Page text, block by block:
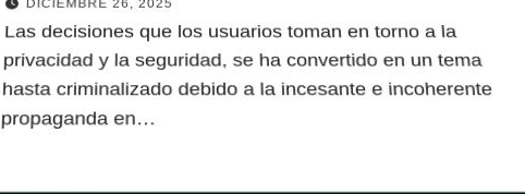
DICIEMBRE 26, 2025
Las decisiones que los usuarios toman en torno a la
privacidad y la seguridad, se ha convertido en un tema
hasta criminalizado debido a la incesante e incoherente
propaganda en…